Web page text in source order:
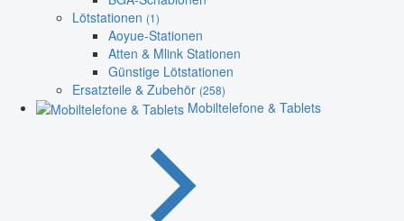
Lötstationen (1)
Aoyue-Stationen
Atten & Mlink Stationen
Günstige Lötstationen
Ersatzteile & Zubehör (258)
Mobiltelefone & Tablets